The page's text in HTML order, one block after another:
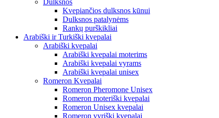
Dulksnos
Kvepiančios dulksnos kūnui
Dulksnos patalynėms
Rankų purškikliai
Arabiški ir Turkiški kvepalai
Arabiški kvepalai
Arabiški kvepalai moterims
Arabiški kvepalai vyrams
Arabiški kvepalai unisex
Romeron Kvepalai
Romeron Pheromone Unisex
Romeron moteriški kvepalai
Romeron Unisex kvepalai
Romeron vyriški kvepalai